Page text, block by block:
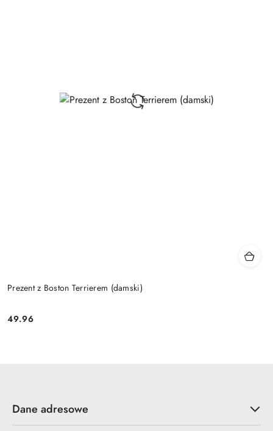
Prezent z Boston Terrierem (damski)
Cena:
49.96
Dane adresowe